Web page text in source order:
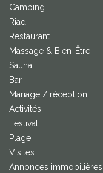
Camping
Riad
Restaurant
Massage & Bien-Être
Sauna
Bar
Mariage / réception
Activités
Festival
Plage
Visites
Annonces immobilières